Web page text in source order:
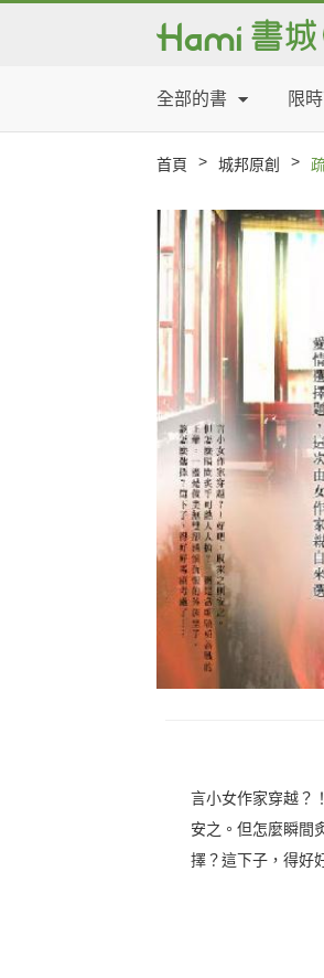
全部的書 限
首頁 > 城邦原創 >
言小女作家穿越？
安之。但怎麼瞬間
擇？這下子，得好